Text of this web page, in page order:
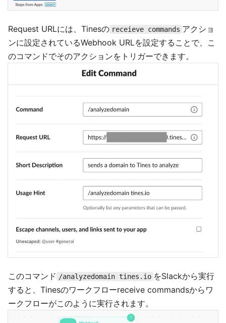
Request URLには、Tinesの receieve commands アクショ
ンに設定されているWebhook URLを設定することで、こ
のコマンドでそのアクションをトリガーできます。
このコマンド /analyzedomain tines.io をSlackから実行
すると、Tinesのワークフローreceive commandsからワ
ークフローがこのように実行されます。